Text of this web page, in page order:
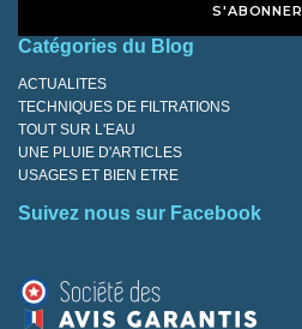
S'ABONNER
Catégories du Blog
ACTUALITES
TECHNIQUES DE FILTRATIONS
TOUT SUR L'EAU
UNE PLUIE D'ARTICLES
USAGES ET BIEN ETRE
Suivez nous sur Facebook